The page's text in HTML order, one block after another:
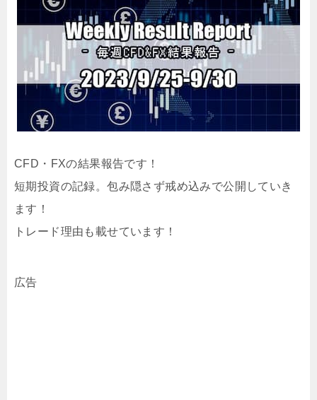
CFD・FXの結果報告です！
短期投資の記録。包み隠さず戒め込みで公開していき
ます！
トレード理由も載せています！
広告